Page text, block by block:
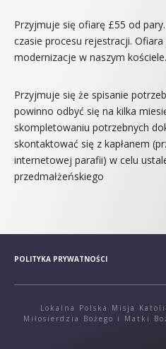
Przyjmuje się ofiarę £55 od
czasie procesu rejestracji.
modernizacje w naszym kościele.
Przyjmuje się że spisanie
powinno odbyć się na kilka
skompletowaniu potrzebnych
skontaktować się z kapłanem
internetowej parafii) w celu
przedmałżeńskiego
POLITYKA PRYWATNOŚCI
Lokalna Polska Misja
Miłosierdzia Bożego i Matki